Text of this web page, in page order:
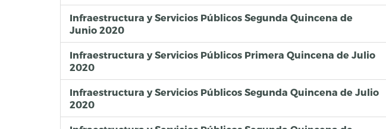
Infraestructura y Servicios Públicos Segunda Quincena de
Junio 2020
Infraestructura y Servicios Públicos Primera Quincena de Julio
2020
Infraestructura y Servicios Públicos Segunda Quincena de Julio
2020